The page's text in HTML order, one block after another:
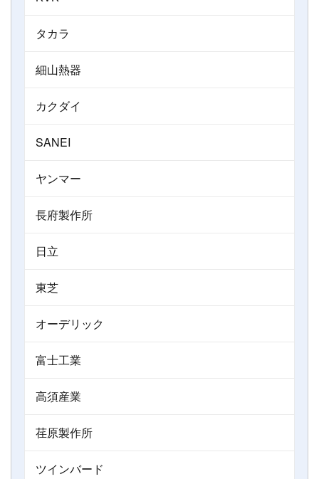
タカラ
細山熱器
カクダイ
SANEI
ヤンマー
長府製作所
日立
東芝
オーデリック
富士工業
高須産業
荏原製作所
ツインバード